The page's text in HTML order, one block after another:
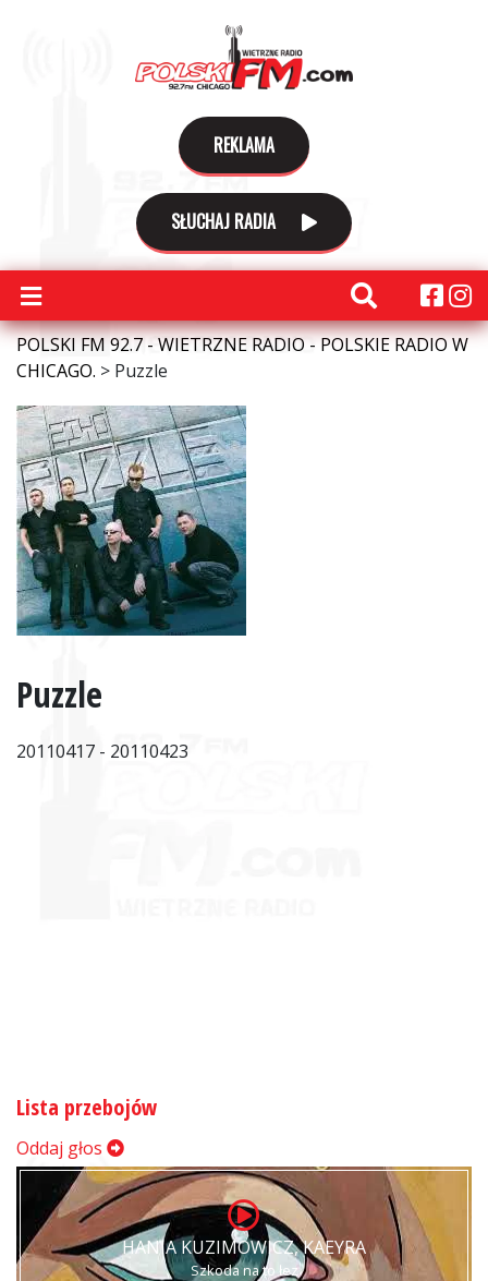
REKLAMA
SŁUCHAJ RADIA
POLSKI FM 92.7 - WIETRZNE RADIO - POLSKIE RADIO W
CHICAGO. > Puzzle
Puzzle
20110417 - 20110423
Lista przebojów
Oddaj głos
HANIA KUZIMOWICZ, KAEYRA
Szkoda na to łez